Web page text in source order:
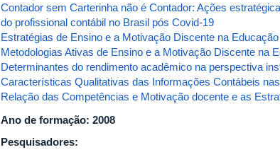
Contador sem Carterinha não é Contador: Ações
do profissional contábil no Brasil pós Covid-19
Estratégias de Ensino e a Motivação Discente na
Metodologias Ativas de Ensino e a Motivação Discente na
Determinantes do rendimento acadêmico na perspectiva
Características Qualitativas das Informações Contábeis
Relação das Competências e Motivação docente e as
Ano de formação: 2008
Pesquisadores: